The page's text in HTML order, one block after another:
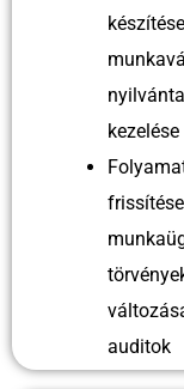
kezelése
auditok